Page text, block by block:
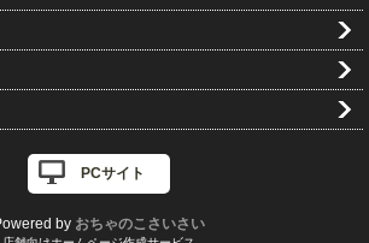
PCサイト
by おちゃのこさいさい